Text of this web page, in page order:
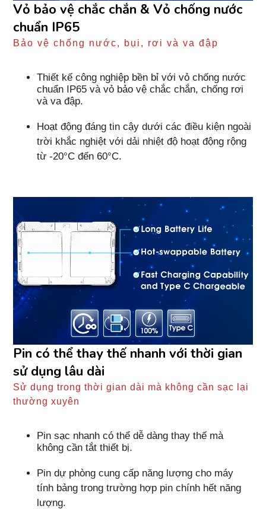
Vỏ bảo vệ chắc chắn & Vỏ chống nước
chuẩn IP65
Bảo vệ chống nước, bụi, rơi và va đập
Thiết kế công nghiệp bền bỉ với vỏ chống nước
chuẩn IP65 và vỏ bảo vệ chắc chắn, chống rơi
và va đập.
Hoạt động đáng tin cậy dưới các điều kiện ngoài
trời khắc nghiệt với dải nhiệt độ hoạt động rộng
từ -20°C đến 60°C.
Pin có thể thay thế nhanh với thời gian
sử dụng lâu dài
Sử dụng trong thời gian dài mà không cần sạc lại
thường xuyên
Pin sạc nhanh có thể dễ dàng thay thế mà
không cần tắt thiết bị.
Pin dự phòng cung cấp năng lượng cho máy
tính bảng trong trường hợp pin chính hết năng
lượng.